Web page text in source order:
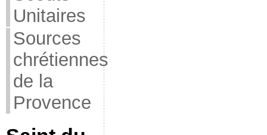
Unitaires
Sources
chrétiennes
de la
Provence